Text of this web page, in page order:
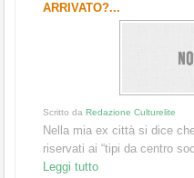
ARRIVATO?...
Scritto da Redazione Culturelite
Nella mia ex città si dice
riservati ai “tipi da centro
Leggi tutto